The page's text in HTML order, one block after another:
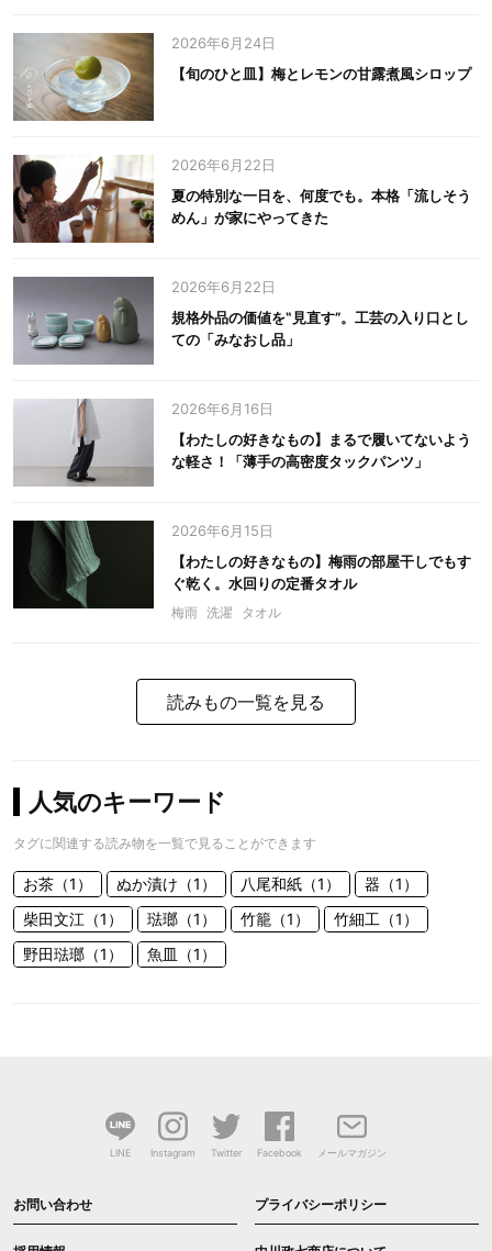
2026年6月24日
【旬のひと皿】梅とレモンの甘露煮風シロップ
2026年6月22日
夏の特別な一日を、何度でも。本格「流しそう
めん」が家にやってきた
2026年6月22日
規格外品の価値を‟見直す”。工芸の入り口とし
ての「みなおし品」
2026年6月16日
【わたしの好きなもの】まるで履いてないよう
な軽さ！「薄手の高密度タックパンツ」
2026年6月15日
【わたしの好きなもの】梅雨の部屋干しでもす
ぐ乾く。水回りの定番タオル
梅雨 洗濯 タオル
読みもの一覧を見る
人気のキーワード
タグに関連する読み物を一覧で見ることができます
お茶（1） ぬか漬け（1） 八尾和紙（1）
器（1）
柴田文江（1）
琺瑯（1） 竹籠（1）
竹細工（1）
野田琺瑯（1）
魚皿（1）
LINE Instagram Twitter Facebook メールマガジン
お問い合わせ プライバシーポリシー